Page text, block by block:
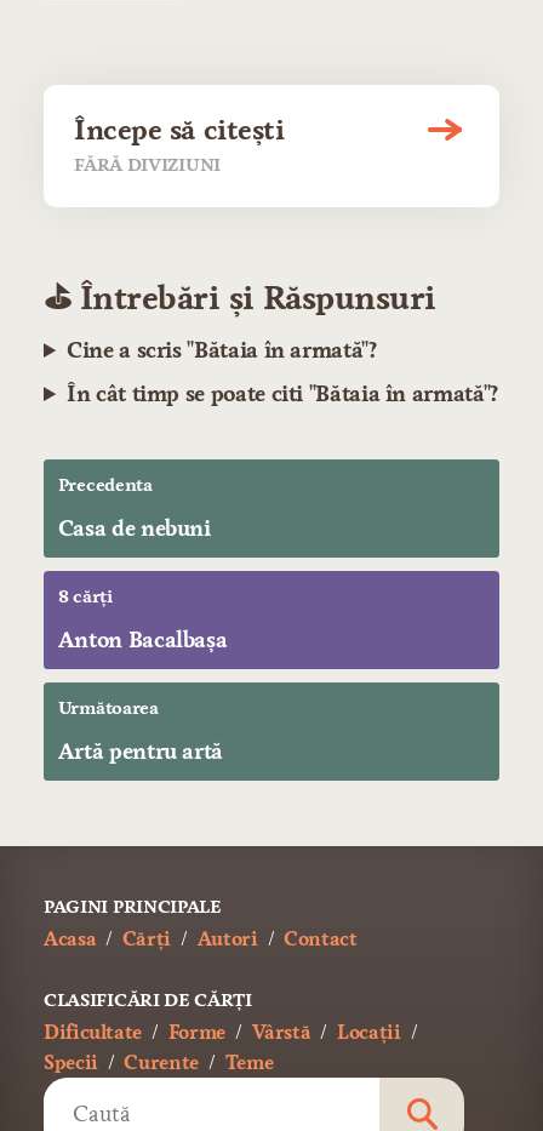
Începe să citești
FĂRĂ DIVIZIUNI
⛳️ Întrebări și Răspunsuri
Cine a scris "Bătaia în armată"?
În cât timp se poate citi "Bătaia în armată"?
Precedenta
Casa de nebuni
8 cărți
Anton Bacalbașa
Următoarea
Artă pentru artă
PAGINI PRINCIPALE
Acasa Cărți Autori Contact
CLASIFICĂRI DE CĂRȚI
Dificultate Forme Vârstă
Locații
Specii
Curente Teme